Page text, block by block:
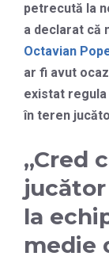
petrecută la
a declarat că
Octavian
ar fi avut
existat regula
în teren
„Cred
la
medie